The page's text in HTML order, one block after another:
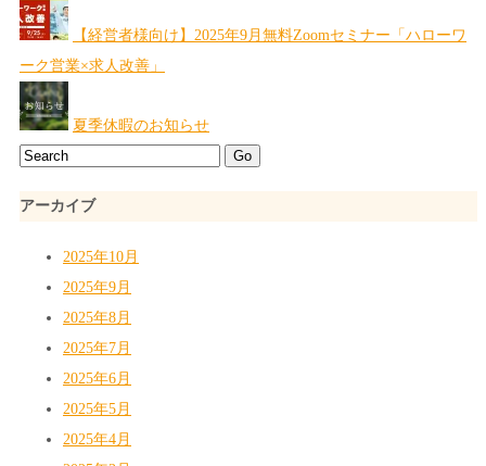
【経営者様向け】2025年9月無料Zoomセミナー「ハローワ
ーク営業×求人改善」
夏季休暇のお知らせ
アーカイブ
2025年10月
2025年9月
2025年8月
2025年7月
2025年6月
2025年5月
2025年4月